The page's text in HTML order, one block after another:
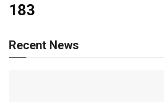
183
Recent News